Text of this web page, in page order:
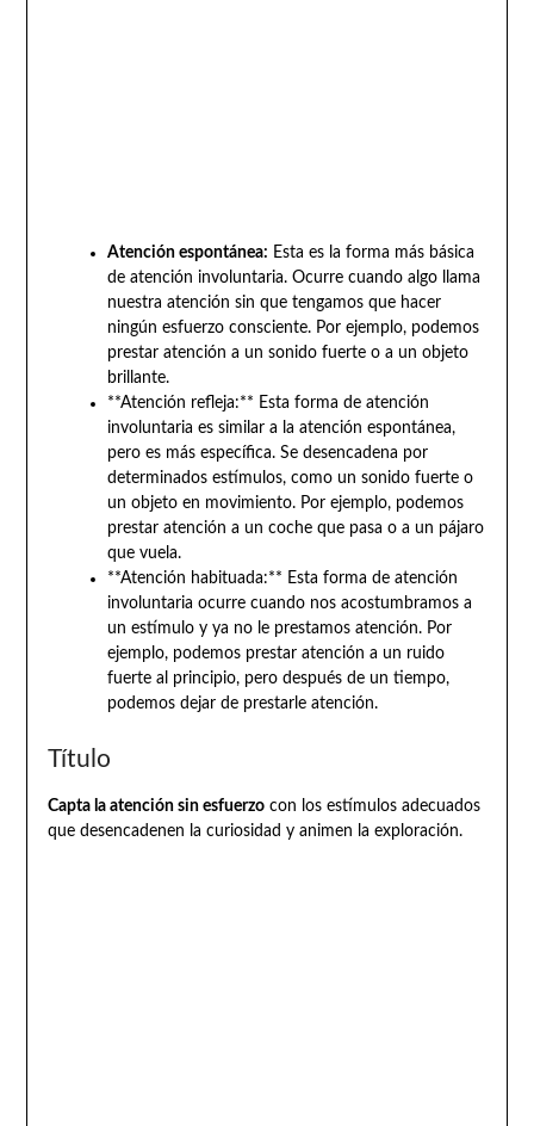
Atención espontánea: Esta es la forma más básica
de atención involuntaria. Ocurre cuando algo llama
nuestra atención sin que tengamos que hacer
ningún esfuerzo consciente. Por ejemplo, podemos
prestar atención a un sonido fuerte o a un objeto
brillante.
**Atención refleja:** Esta forma de atención
involuntaria es similar a la atención espontánea,
pero es más específica. Se desencadena por
determinados estímulos, como un sonido fuerte o
un objeto en movimiento. Por ejemplo, podemos
prestar atención a un coche que pasa o a un pájaro
que vuela.
**Atención habituada:** Esta forma de atención
involuntaria ocurre cuando nos acostumbramos a
un estímulo y ya no le prestamos atención. Por
ejemplo, podemos prestar atención a un ruido
fuerte al principio, pero después de un tiempo,
podemos dejar de prestarle atención.
Título
Capta la atención sin esfuerzocon los estímulos adecuados
que desencadenen la curiosidad y animen la exploración.